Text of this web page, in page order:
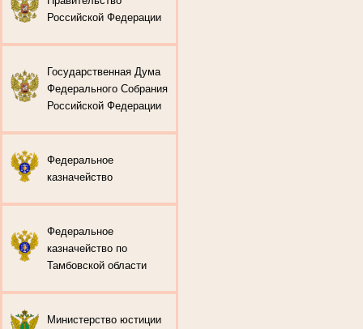
Российской Федерации
Государственная Дума
Федерального Собрания
Российской Федерации
Федеральное
казначейство
Федеральное
казначейство по
Тамбовской области
Министерство юстиции